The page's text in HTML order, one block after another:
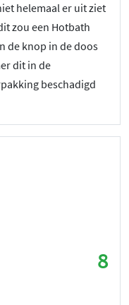
helemaal er uit ziet
zou een Hotbath
de knop in de doos
dit in de
beschadigd
8